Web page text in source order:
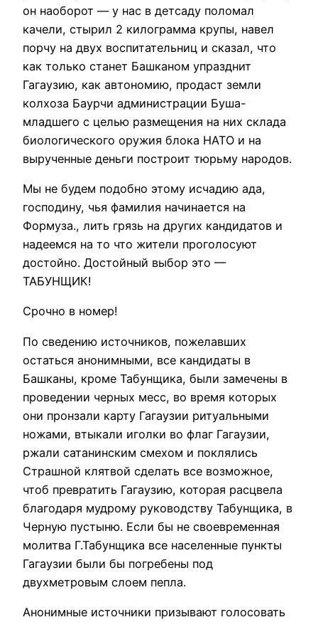
он наоборот — у нас в детсаду поломал
качели, стырил 2 килограмма крупы, навел
порчу на двух воспитательниц и сказал, что
как только станет Башканом упразднит
Гагаузию, как автономию, продаст земли
колхоза Баурчи администрации Буша-
младшего с целью размещения на них склада
биологического оружия блока НАТО и на
вырученные деньги построит тюрьму народов.
Мы не будем подобно этому исчадию ада,
господину, чья фамилия начинается на
Формуза., лить грязь на других кандидатов и
надеемся на то что жители проголосуют
достойно. Достойный выбор это —
ТАБУНЩИК!
Срочно в номер!
По сведению источников, пожелавших
остаться анонимными, все кандидаты в
Башканы, кроме Табунщика, были замечены в
проведении черных месс, во время которых
они пронзали карту Гагаузии ритуальными
ножами, втыкали иголки во флаг Гагаузии,
ржали сатанинским смехом и поклялись
Страшной клятвой сделать все возможное,
чтоб превратить Гагаузию, которая расцвела
благодаря мудрому руководству Табунщика, в
Черную пустыню. Если бы не своевременная
молитва Г.Табунщика все населенные пункты
Гагаузии были бы погребены под
двухметровым слоем пепла.
Анонимные источники призывают голосовать